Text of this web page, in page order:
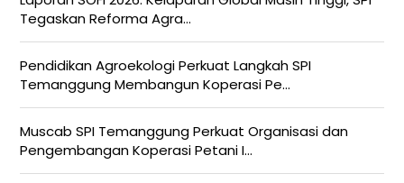
Tegaskan Reforma Agra...
Pendidikan Agroekologi Perkuat Langkah SPI
Temanggung Membangun Koperasi Pe...
Muscab SPI Temanggung Perkuat Organisasi dan
Pengembangan Koperasi Petani I...